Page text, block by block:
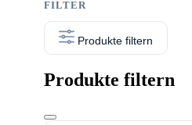
Produkte filtern
Produkte filtern